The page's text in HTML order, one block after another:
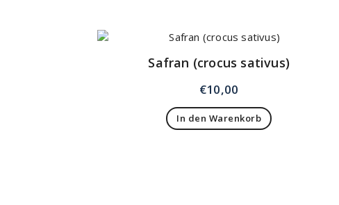
Safran (crocus sativus)
€10,00
In den Warenkorb